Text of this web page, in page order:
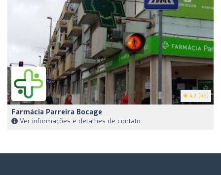
4.7 (46)
Farmácia Parreira Bocage
Ver informações e detalhes de contato